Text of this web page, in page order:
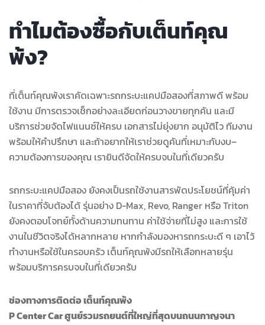
ทำไมต้องซื้อกับเต็นท์คุณ
พ้ง?
ที่เต็นท์คุณพ้งเราคัดเฉพาะรถกระบะแคปมือสองที่สภาพดี พร้อม
ใช้งาน มีการตรวจเช็กอย่างละเอียดก่อนวางขายทุกคัน และมี
บริการช่วยจัดไฟแนนซ์ให้ครบ เอกสารไม่ยุ่งยาก อนุมัติไว ทีมงาน
พร้อมให้คำปรึกษา และถ้าอยากให้เราช่วยดูคันที่เหมาะกับงบ–
ความต้องการของคุณ เรายินดีจัดให้ครบจบในที่เดียวครับ
รถกระบะแคปมือสอง ยังคงเป็นรถใช้งานสารพัดประโยชน์ที่คุ้มค่า
ในราคาที่จับต้องได้ รุ่นอย่าง D-Max, Revo, Ranger หรือ Triton
ยังคงตอบโจทย์ทั้งด้านความทนทาน ค่าใช้จ่ายที่ไม่สูง และการใช้
งานในชีวิตจริงได้หลากหลาย หากกำลังมองหารถกระบะดี ๆ เอาไว้
ทำงานหรือใช้ในครอบครัว เต็นท์คุณพ้งมีรถให้เลือกหลายรุ่น
พร้อมบริการครบจบในที่เดียวครับ
ช่องทางการติดต่อ เต็นท์คุณพ้ง
P Center Car ศูนย์รวมรถยนต์ที่ใหญ่ที่สุดบนถนนกาญจนา